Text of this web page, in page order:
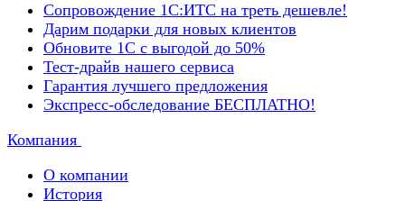
Сопровождение 1С:ИТС на треть дешевле!
Дарим подарки для новых клиентов
Обновите 1С с выгодой до 50%
Тест-драйв нашего сервиса
Гарантия лучшего предложения
Экспресс-обследование БЕСПЛАТНО!
Компания
О компании
История